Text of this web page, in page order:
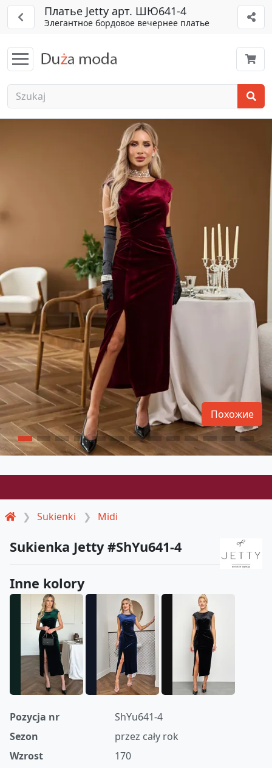
Платье Jetty арт. ШЮ641-4
Элегантное бордовое вечернее платье
Sukienki Midi
Похожие
Sukienka Jetty #ShYu641-4
Inne kolory
Pozycja nr
ShYu641-4
Sezon
przez cały rok
Wzrost
170